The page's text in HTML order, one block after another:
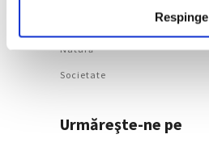
Respinge
Natură
Societate
Urmăreşte-ne pe